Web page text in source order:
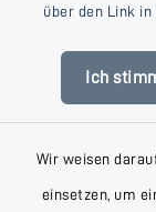
über den Link in
Ich
Wir weisen
einsetzen, um